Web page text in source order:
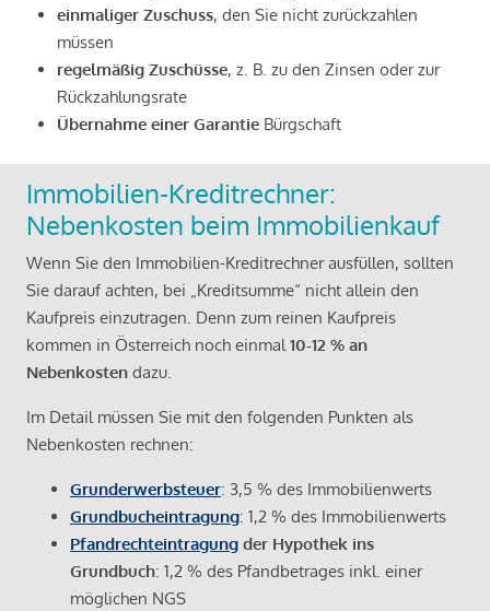
einmaliger Zuschuss, den Sie nicht zurückzahlen
müssen
regelmäßig Zuschüsse, z. B. zu den Zinsen oder zur
Rückzahlungsrate
Übernahme einer Garantie Bürgschaft
Immobilien-Kreditrechner:
Nebenkosten beim Immobilienkauf
Wenn Sie den Immobilien-Kreditrechner ausfüllen, sollten
Sie darauf achten, bei „Kreditsumme“ nicht allein den
Kaufpreis einzutragen. Denn zum reinen Kaufpreis
kommen in Österreich noch einmal10-12 % an
Nebenkosten dazu.
Im Detail müssen Sie mit den folgenden Punkten als
Nebenkosten rechnen:
Grunderwerbsteuer: 3,5 % des Immobilienwerts
Grundbucheintragung: 1,2 % des Immobilienwerts
Pfandrechteintragung der Hypothek ins
Grundbuch: 1,2 % des Pfandbetrages inkl. einer
möglichen NGS